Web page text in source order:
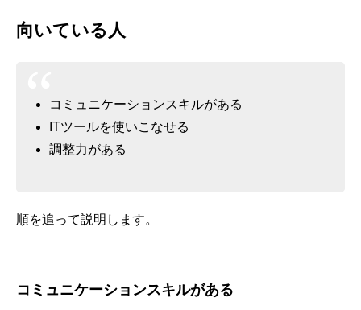
向いている人
コミュニケーションスキルがある
ITツールを使いこなせる
調整力がある
順を追って説明します。
コミュニケーションスキルがある